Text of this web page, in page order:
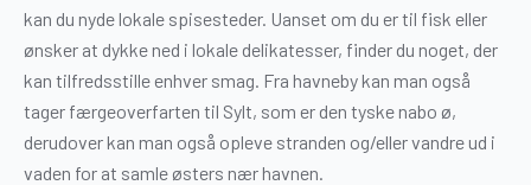
kan du nyde lokale spisesteder. Uanset om du er til fisk eller
ønsker at dykke ned i lokale delikatesser, finder du noget, der
kan tilfredsstille enhver smag. Fra havneby kan man også
tager færgeoverfarten til Sylt, som er den tyske nabo ø,
derudover kan man også opleve stranden og/eller vandre ud i
vaden for at samle østers nær havnen.